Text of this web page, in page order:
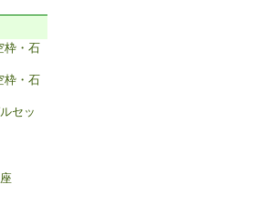
枠・石
枠・石
セッ